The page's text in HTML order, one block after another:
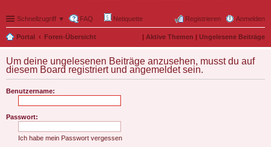
Schnellzugriff ▼ FAQ Netiquette Anmelden
Registrieren
Portal Foren-Übersicht | Aktive Themen | Ungelesene Beiträge
Um deine ungelesenen Beiträge anzusehen, musst du auf
diesem Board registriert und angemeldet sein.
Benutzername:
Passwort:
Ich habe mein Passwort vergessen